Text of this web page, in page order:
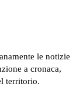
le notizie
a cronaca,
territorio.